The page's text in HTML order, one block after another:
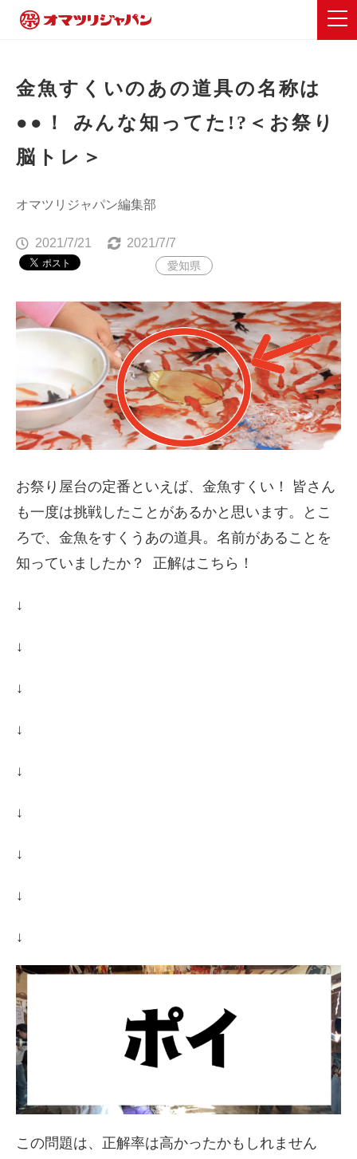
金魚すくいのあの道具の名称は
●●！ みんな知ってた!?＜お祭り
脳トレ＞
オマツリジャパン編集部
2021/7/21 2021/7/7
愛知県
お祭り屋台の定番といえば、金魚すくい！ 皆さん
も一度は挑戦したことがあるかと思います。とこ
ろで、金魚をすくうあの道具。名前があることを
知っていましたか？ 正解はこちら！
↓
↓
↓
↓
↓
↓
↓
↓
↓
この問題は、正解率は高かったかもしれません